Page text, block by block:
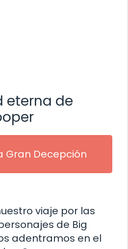
eterna de
Gran Decepción
viaje por las
de Big
adentramos en el